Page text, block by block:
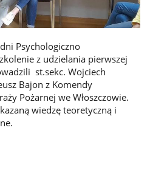
Psychologiczno
z udzielania pierwszej
st.sekc. Wojciech
Bajon z Komendy
Pożarnej we Włoszczowie.
wiedzę teoretyczną i